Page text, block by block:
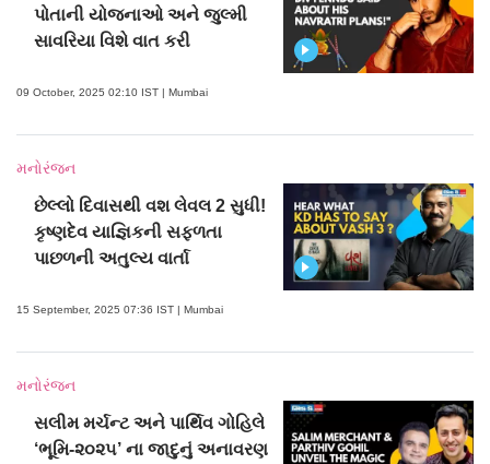
પોતાની યોજનાઓ અને જુલ્મી
સાવરિયા વિશે વાત કરી
09 October, 2025 02:10 IST | Mumbai
મનોરંજન
છેલ્લો દિવાસથી વશ લેવલ 2 સુધી!
કૃષ્ણદેવ યાજ્ઞિકની સફળતા
પાછળની અતુલ્ય વાર્તા
15 September, 2025 07:36 IST | Mumbai
મનોરંજન
સલીમ મર્ચન્ટ અને પાર્થિવ ગોહિલે
‘ભૂમિ-૨૦૨૫’ ના જાદુનું અનાવરણ